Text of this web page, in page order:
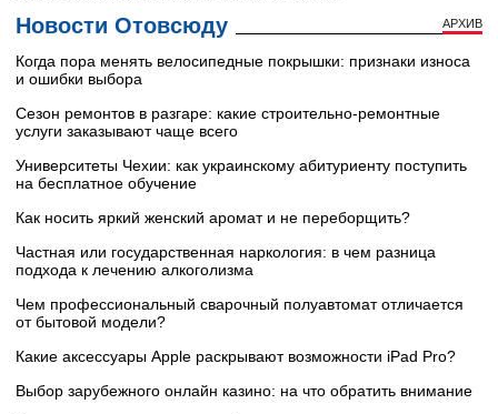
Новости Отовсюду АРХИВ
Когда пора менять велосипедные покрышки: признаки износа
и ошибки выбора
Сезон ремонтов в разгаре: какие строительно-ремонтные
услуги заказывают чаще всего
Университеты Чехии: как украинскому абитуриенту поступить
на бесплатное обучение
Как носить яркий женский аромат и не переборщить?
Частная или государственная наркология: в чем разница
подхода к лечению алкоголизма
Чем профессиональный сварочный полуавтомат отличается
от бытовой модели?
Какие аксессуары Apple раскрывают возможности iPad Pro?
Выбор зарубежного онлайн казино: на что обратить внимание